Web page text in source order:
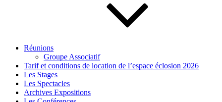
Réunions
Groupe Associatif
Tarif et conditions de location de l’espace éclosion 2026
Les Stages
Les Spectacles
Archives Expositions